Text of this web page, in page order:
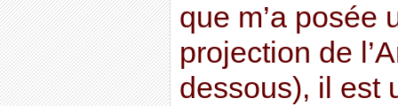
que m’a posée
projection de
dessous), il est